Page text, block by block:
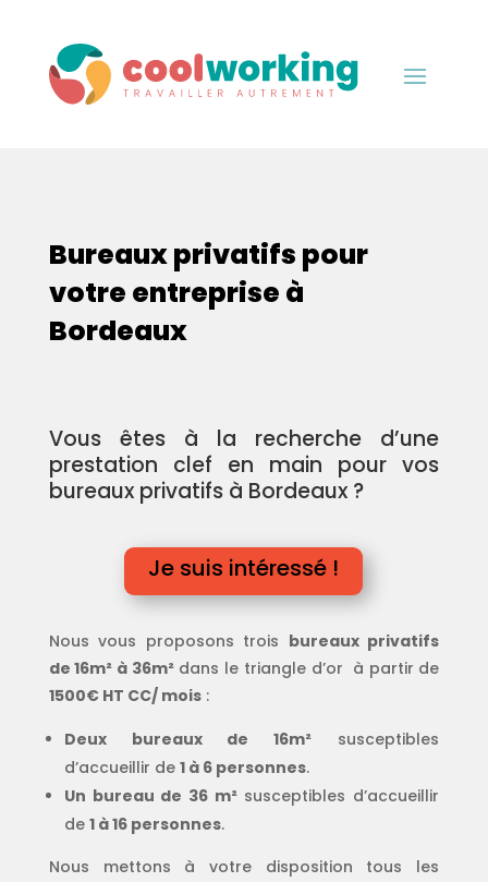
Bureaux privatifs pour
votre entreprise à
Bordeaux
Vous êtes à la recherche d’une
prestation clef en main pour vos
bureaux privatifs à Bordeaux ?
Je suis intéressé !
Nous vous proposons trois bureaux privatifs
de 16m² à 36m²dans le triangle d’or à partir de
1500€ HT CC/ mois:
Deux bureaux de 16m² susceptibles
d’accueillir de 1 à 6 personnes.
Un bureau de 36 m²susceptibles d’accueillir
de 1 à 16 personnes.
Nous mettons à votre disposition tous les